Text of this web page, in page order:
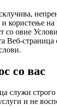
користење
со овие
Веб-страница
со вас
служи строго
и не